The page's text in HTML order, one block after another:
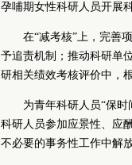
孕哺期女性科研人员开展
在“减考核”上，完善
予追责机制；推动科研单
研相关绩效考核评价中，
为青年科研人员“保
科研人员参加应景性、应
不必要的事务性工作中解